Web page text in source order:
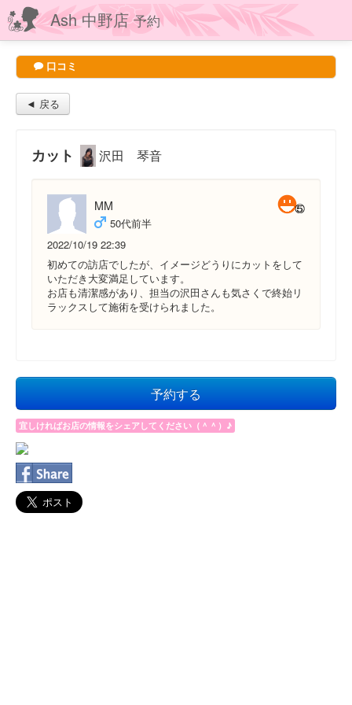
Ash 中野店予約
口コミ
◄ 戻る
カット 沢田 琴音
MM
50代前半
2022/10/19 22:39
初めての訪店でしたが、イメージどうりにカットをして
いただき大変満足しています。
お店も清潔感があり、担当の沢田さんも気さくで終始リ
ラックスして施術を受けられました。
予約する
宜しければお店の情報をシェアしてください（＾＾）♪